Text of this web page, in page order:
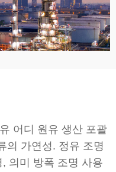
어디 원유 생산 포괄
의 가연성. 정유 조명
의미 방폭 조명 사용